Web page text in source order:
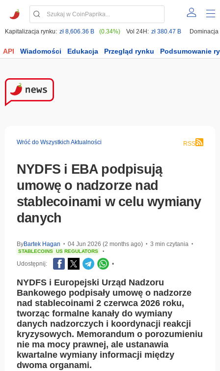
Kapitalizacja rynku: zł 8,606.36 B (0.34%) Vol 24H: zł 380.47 B Dominacja
API Wiadomości Edukacja Przegląd rynku Podsumowanie
Wróć do Wszystkich Aktualności RSS
NYDFS i EBA podpisują
umowę o nadzorze nad
stablecoinami w celu wymiany
danych
ByBartek Hagan • 04 Jun 2026 (2 months ago) • 3 min czytania •
STABLECOINS US REGULATORS •
Udostępnij: •
NYDFS i Europejski Urząd Nadzoru
Bankowego podpisały umowę o nadzorze
nad stablecoinami 2 czerwca 2026 roku,
tworząc formalne kanały do wymiany
danych nadzorczych i koordynacji reakcji
kryzysowych. Memorandum o porozumieniu
nie ma mocy prawnej, ale ustanawia
kwartalne wymiany informacji między
dwoma organami.